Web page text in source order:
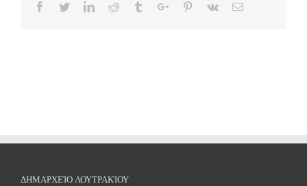
Facebook
TwitterLinkedinReddit TumblrGoogle+Pinterest
Vk Email
ΔΗΜΑΡΧΕΊΟ ΛΟΥΤΡΑΚΊΟΥ